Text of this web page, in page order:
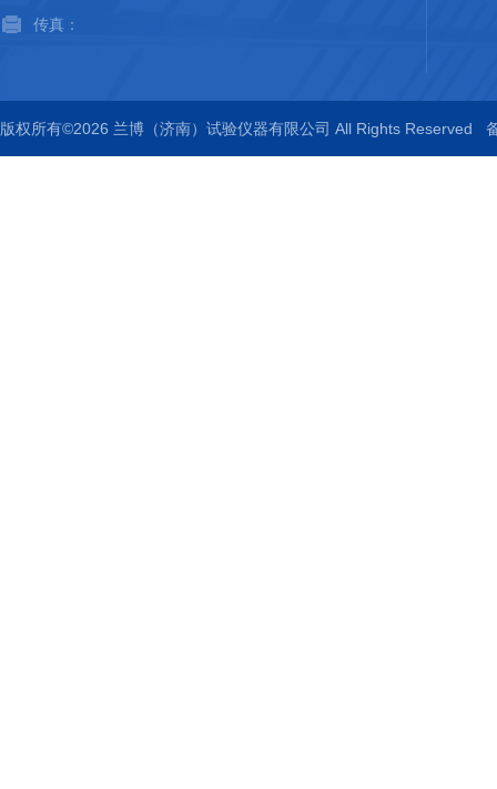
传真：
版权所有©2026 兰博（济南）试验仪器有限公司 All Rights Reserved